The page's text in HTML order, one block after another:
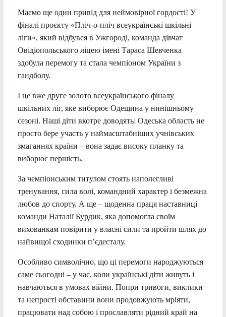
Маємо ще один привід для неймовірної гордості! У
фіналі проєкту «Пліч-о-пліч всеукраїнські шкільні
ліги», який відбувся в Ужгороді, команда дівчат
Овідіопольського ліцею імені Тараса Шевченка
здобула перемогу та стала чемпіоном України з
гандболу.
І це вже друге золото всеукраїнського фіналу
шкільних ліг, яке виборює Одещина у нинішньому
сезоні. Наші діти вкотре доводять: Одеська область не
просто бере участь у наймасштабніших учнівських
змаганнях країни – вона задає високу планку та
виборює першість.
За чемпіонським титулом стоять наполегливі
тренування, сила волі, командний характер і безмежна
любов до спорту. А ще – щоденна праця наставниці
команди Наталії Бурдик, яка допомогла своїм
вихованкам повірити у власні сили та пройти шлях до
найвищої сходинки п’єдесталу.
Особливо символічно, що ці перемоги народжуються
саме сьогодні – у час, коли українські діти живуть і
навчаються в умовах війни. Попри тривоги, виклики
та непрості обставини вони продовжують мріяти,
працювати над собою і прославляти рідний край на